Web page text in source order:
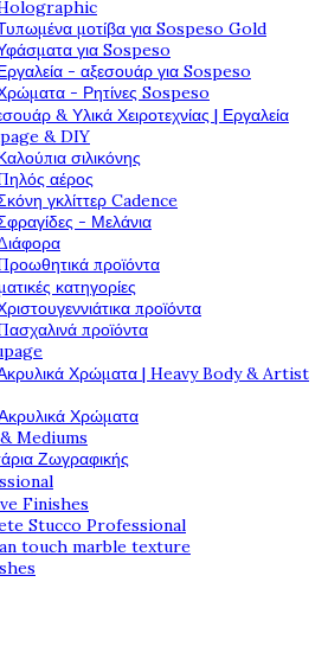
μοτίβα για Sospeso Gold
για Sospeso
- αξεσουάρ για Sospeso
- Ρητίνες Sospeso
& Υλικά Χειροτεχνίας | Εργαλεία
& DIY
σιλικόνης
αέρος
γκλίττερ Cadence
- Μελάνια
προϊόντα
κατηγορίες
προϊόντα
προϊόντα
Ακρυλικά Χρώματα | Heavy Body & Artist
Χρώματα
Mediums
Ζωγραφικής
Finishes
Stucco Professional
touch marble texture